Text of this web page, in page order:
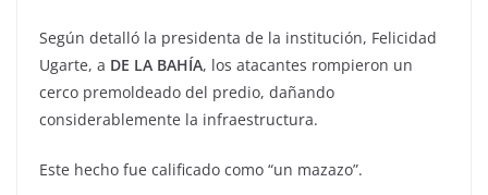
Según detalló la presidenta de la institución, Felicidad
Ugarte, a DE LA BAHÍA, los atacantes rompieron un
cerco premoldeado del predio, dañando
considerablemente la infraestructura.
Este hecho fue calificado como “un mazazo”.